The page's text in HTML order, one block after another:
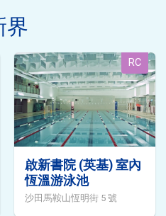
界
RC
啟新書院 (英基) 室內
恆溫游泳池
沙田馬鞍山恆明街 5 號